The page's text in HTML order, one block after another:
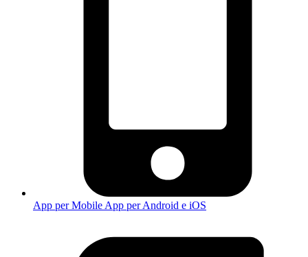
App per Mobile App per Android e iOS